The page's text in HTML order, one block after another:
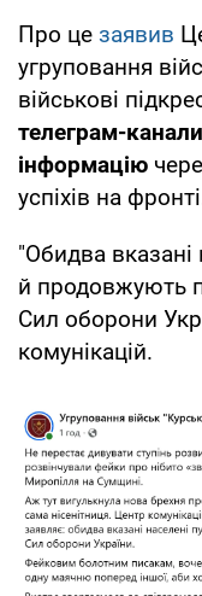
Про це заявив
угруповання
військові
телеграм-
інформацію
успіхів на
"Обидва вказані
й продовжують
Сил оборони
комунікацій.